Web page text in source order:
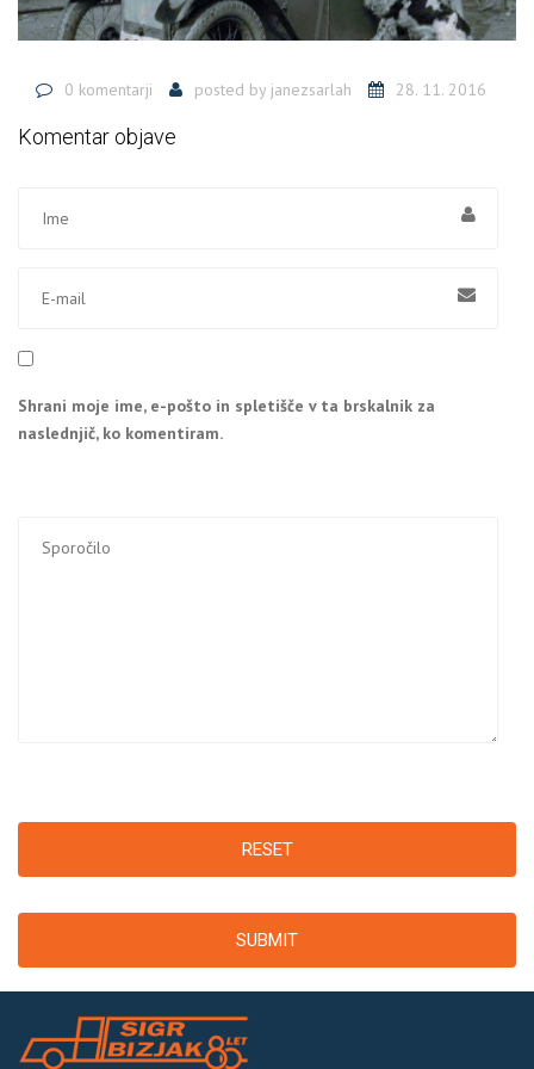
0 komentarji posted by janezsarlah 28. 11. 2016
Komentar objave
Shrani moje ime, e-pošto in spletišče v ta brskalnik za
naslednjič, ko komentiram.
RESET
SUBMIT